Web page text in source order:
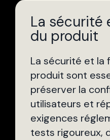
La sécurité
du produit
La sécurité et la
produit sont
préserver la
utilisateurs et
exigences
tests rigoureux,